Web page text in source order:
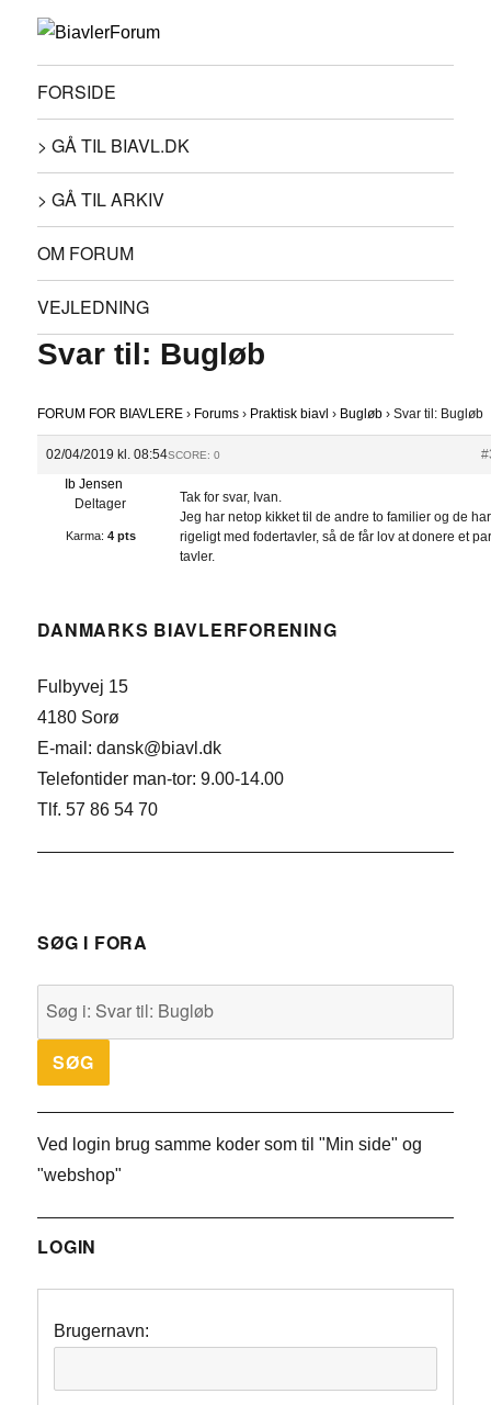
FORSIDE
> GÅ TIL BIAVL.DK
> GÅ TIL ARKIV
OM FORUM
VEJLEDNING
Svar til: Bugløb
FORUM FOR BIAVLERE › Forums › Praktisk biavl › Bugløb › Svar til: Bugløb
02/04/2019 kl. 08:54SCORE: 0
Ib Jensen
Deltager
Karma: 4 pts
Tak for svar, Ivan.
Jeg har netop kikket til de andre to familier og de har
rigeligt med fodertavler, så de får lov at donere et
tavler.
DANMARKS BIAVLERFORENING
Fulbyvej 15
4180 Sorø
E-mail: dansk@biavl.dk
Telefontider man-tor: 9.00-14.00
Tlf. 57 86 54 70
SØG I FORA
Ved login brug samme koder som til "Min side" og
"webshop"
LOGIN
Brugernavn: